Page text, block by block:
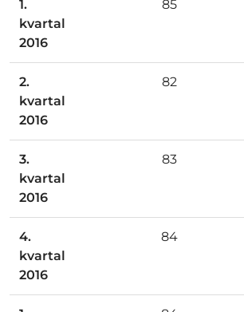
1.
kvartal
2016
85
2.
kvartal
2016
82
3.
kvartal
2016
83
4.
kvartal
2016
84